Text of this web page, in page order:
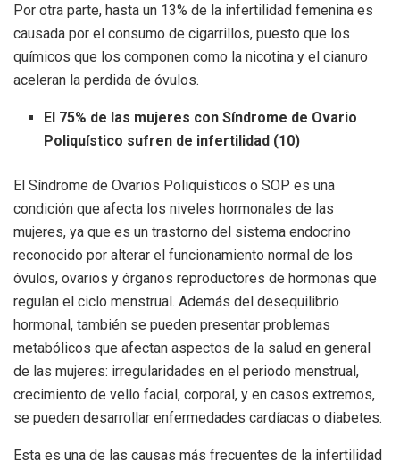
Por otra parte, hasta un 13% de la infertilidad femenina es
causada por el consumo de cigarrillos, puesto que los
químicos que los componen como la nicotina y el cianuro
aceleran la perdida de óvulos.
El 75% de las mujeres con Síndrome de Ovario
Poliquístico sufren de infertilidad (10)
El Síndrome de Ovarios Poliquísticos o SOP es una
condición que afecta los niveles hormonales de las
mujeres, ya que es un trastorno del sistema endocrino
reconocido por alterar el funcionamiento normal de los
óvulos, ovarios y órganos reproductores de hormonas que
regulan el ciclo menstrual. Además del desequilibrio
hormonal, también se pueden presentar problemas
metabólicos que afectan aspectos de la salud en general
de las mujeres: irregularidades en el periodo menstrual,
crecimiento de vello facial, corporal, y en casos extremos,
se pueden desarrollar enfermedades cardíacas o diabetes.
Esta es una de las causas más frecuentes de la infertilidad